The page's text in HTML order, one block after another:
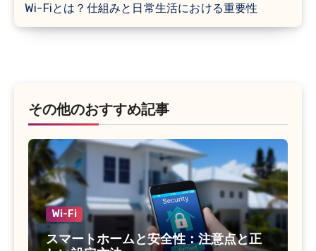
Wi-Fiとは？仕組みと日常生活における重要性
その他のおすすめ記事
Wi-Fi
スマートホームと安全性：注意点と正